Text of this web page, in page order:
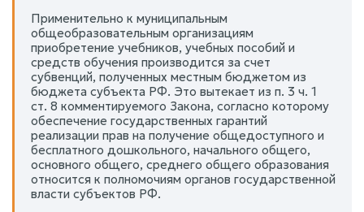
Применительно к муниципальным
общеобразовательным организациям
приобретение учебников, учебных пособий и
средств обучения производится за счет
субвенций, полученных местным бюджетом из
бюджета субъекта РФ. Это вытекает из п. 3 ч. 1
ст. 8 комментируемого Закона, согласно которому
обеспечение государственных гарантий
реализации прав на получение общедоступного и
бесплатного дошкольного, начального общего,
основного общего, среднего общего образования
относится к полномочиям органов государственной
власти субъектов РФ.